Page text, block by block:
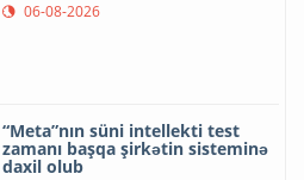
06-08-2026
“Meta”nın süni intellekti test
zamanı başqa şirkətin sisteminə
daxil olub